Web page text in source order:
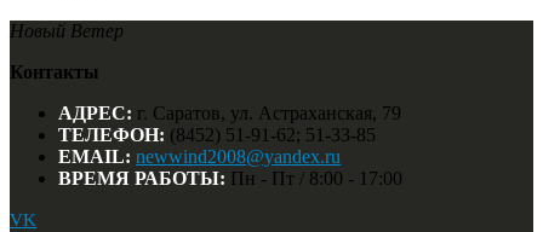
Новый Ветер
Контакты
АДРЕС: г. Саратов, ул. Астраханская, 79
ТЕЛЕФОН: (8452) 51-91-62; 51-33-85
EMAIL: newwind2008@yandex.ru
ВРЕМЯ РАБОТЫ: Пн - Пт / 8:00 - 17:00
VK